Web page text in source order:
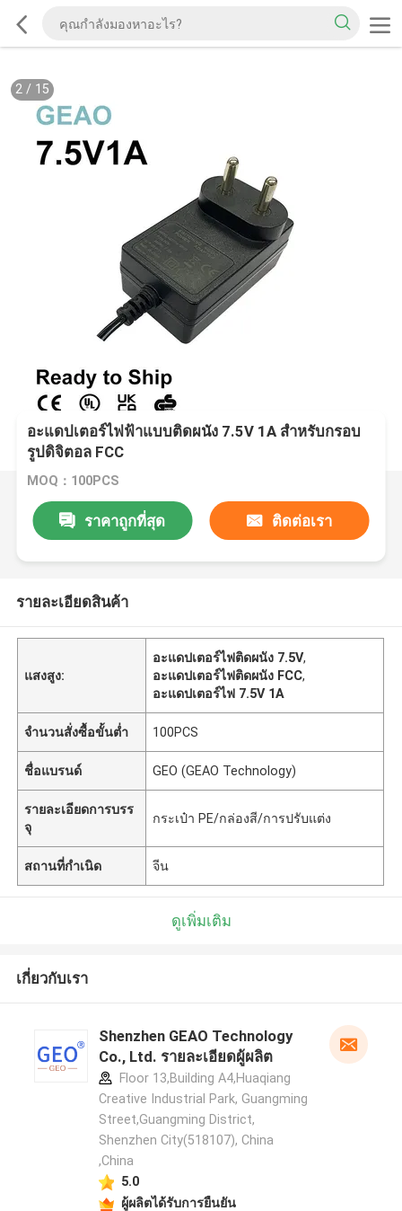
2/ 15
อะแดปเตอร์ไฟฟ้าแบบติดผนัง 7.5V 1A สำหรับกรอบ
รูปดิจิตอล FCC
MOQ：100PCS
ราคาถูกที่สุด ติดต่อเรา
รายละเอียดสินค้า
แสงสูง:
อะแดปเตอร์ไฟติดผนัง 7.5V,
อะแดปเตอร์ไฟติดผนัง FCC,
อะแดปเตอร์ไฟ 7.5V 1A
จำนวนสั่งซื้อขั้นต่ำ 100PCS
ชื่อแบรนด์ GEO (GEAO Technology)
รายละเอียดการบรร
จุ
กระเป๋า PE/กล่องสี/การปรับแต่ง
สถานที่กำเนิด จีน
ดูเพิ่มเติม
เกี่ยวกับเรา
Shenzhen GEAO Technology
Co., Ltd. รายละเอียดผู้ผลิต
Floor 13,Building A4,Huaqiang
Creative Industrial Park, Guangming
Street,Guangming District,
Shenzhen City(518107), China
,China
5.0
ผู้ผลิตได้รับการยืนยัน